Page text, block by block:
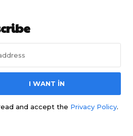
I WANT IN
and accept the Privacy Policy.